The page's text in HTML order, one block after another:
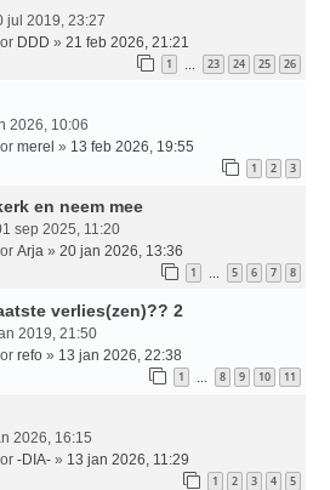
jul 2019, 23:27
DDD » 21 feb 2026, 21:21
1 … 23 24 25 26
2026, 10:06
merel » 13 feb 2026, 19:55
1 2 3
en neem mee
sep 2025, 11:20
Arja » 20 jan 2026, 13:36
1 … 5 6 7 8
verlies(zen)?? 2
2019, 21:50
refo » 13 jan 2026, 22:38
1 … 8 9 10 11
2026, 16:15
-DIA- » 13 jan 2026, 11:29
1 2 3 4 5